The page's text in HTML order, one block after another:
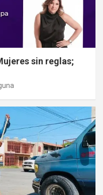
sin reglas;